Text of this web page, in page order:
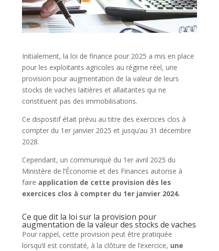
Initialement, la loi de finance pour 2025 a mis en place
pour les exploitants agricoles au régime réel, une
provision pour augmentation de la valeur de leurs
stocks de vaches laitières et allaitantes qui ne
constituent pas des immobilisations.
Ce dispositif était prévu au titre des exercices clos à
compter du 1er janvier 2025 et jusqu’au 31 décembre
2028.
Cependant, un communiqué du 1er avril 2025 du
Ministère de l’Économie et des Finances autorise à
faire application de cette provision dès les
exercices clos à compter du 1er janvier 2024.
Ce que dit la loi sur la provision pour
augmentation de la valeur des stocks de vaches
Pour rappel, cette provision peut être pratiquée
lorsqu’il est constaté, à la clôture de l’exercice, une